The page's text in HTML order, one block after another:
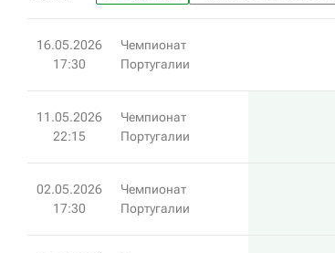
16.05.2026
17:30
Чемпионат
Португалии
11.05.2026
22:15
Чемпионат
Португалии
02.05.2026
17:30
Чемпионат
Португалии